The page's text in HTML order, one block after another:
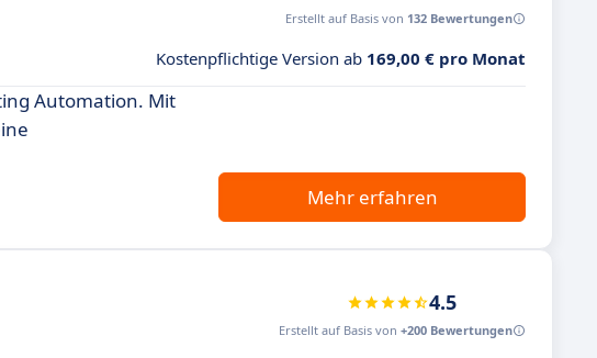
Erstellt auf Basis von 132 Bewertungen
Kostenpflichtige Version ab 169,00 € pro Monat
Automation. Mit
Mehr erfahren
4.5
Erstellt auf Basis von +200 Bewertungen